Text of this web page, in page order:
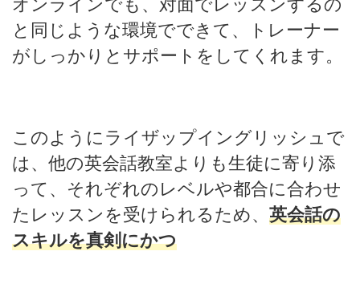
と同じような環境でできて、トレーナー
がしっかりとサポートをしてくれます。
このようにライザップイングリッシュで
は、他の英会話教室よりも生徒に寄り添
って、それぞれのレベルや都合に合わせ
たレッスンを受けられるため、 英会話の
スキルを真剣にかつ